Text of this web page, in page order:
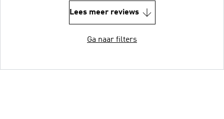
Lees meer reviews
Ga naar filters